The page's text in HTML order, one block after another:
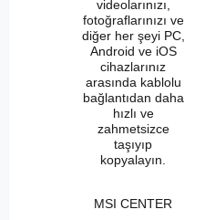
videolarınızı,
fotoğraflarınızı ve
diğer her şeyi PC,
Android ve iOS
cihazlarınız
arasında kablolu
bağlantıdan daha
hızlı ve
zahmetsizce
taşıyıp
kopyalayın.
MSI CENTER